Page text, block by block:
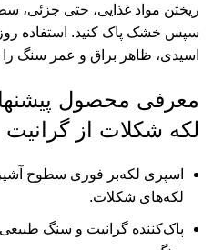
ریختن مواد غذایی، حتی جزئی،
سپس خشک پاک کنید. استفاده
اسیدی، ظاهر براق و عمر سنگ
معرفی محصول
لکه شکلات از گرانیت
اسپری لکه‌بر فوری سطوح
لکه‌های شکلات.
پاک‌کننده گرانیت و سنگ